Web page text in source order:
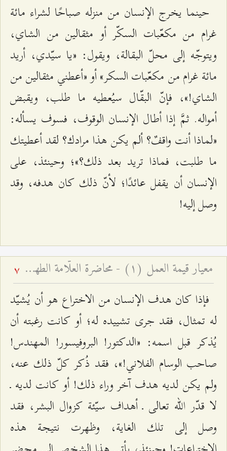
حينما يخرج الإنسان من منزله صباحًا لشراء مائة
غرام من مكعّبات السكّر أو مثقالين من الشاي،
ويتوجّه إلى محلّ البقالة، ويقول: «يا سيّدي، أريد
مائة غرام من مكعّبات السكر» أو «أعطني مثقالين من
الشاي!»، فإنّ البقّال سيُعطيه ما طلب، ويقبض
أمواله. ثمَّ إذا أطال الإنسان الوقوف، فسوف يسأله:
«لماذا أنت واقفٌ؟ ألم يكن هذا مرادك؟ لقد أعطيتك
ما طلبت، فماذا تريد بعد ذلك؟»؛ وحينئذ، على
الإنسان أن يقفل عائدًا؛ لأنّ ذلك كان هدفه، وقد
وصل إليه!
معيار قيمة العمل (۱) - محاضرة العلّامة الطهرانيّ في الأربعين 7
فإذا كان هدف الإنسان من الاختراع هو أن يُشيّد
له تمثال، فقد جرى تشييده له؛ أو كانت رغبته أن
يُذكر قبل اسمه: «الدكتور! البروفيسور! المهندس!
صاحب الوسام الفلاني!»، فقد ذُكر كلّ ذلك عنه،
ولم يكن لديه هدف آخر وراء ذلك! أو كانت لديه ـ
لا قدّر الله تعالى ـ أهداف سيّئة كزوال البشر، فقد
وصل إلى تلك الغاية، وظهرت نتيجة هذه